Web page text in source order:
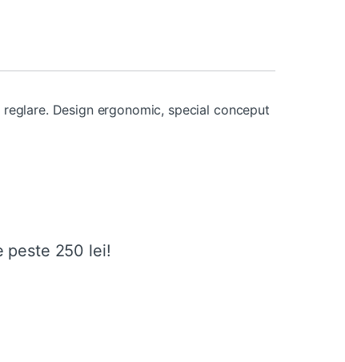
Design ergonomic, special conceput
peste 250 lei!